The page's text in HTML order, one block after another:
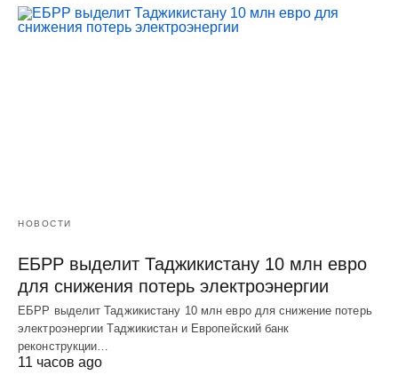
НОВОСТИ
ЕБРР выделит Таджикистану 10 млн евро
для снижения потерь электроэнергии
ЕБРР выделит Таджикистану 10 млн евро для снижение потерь
электроэнергии Таджикистан и Европейский банк
реконструкции…
11 часов ago